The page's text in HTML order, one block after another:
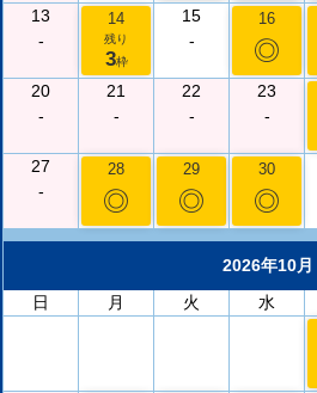
13
-
14
残り
3枠
15
-
16
◎
20
-
21
-
22
-
23
-
27
-
28
◎
29
◎
30
◎
2026年10月
日
月 火 水